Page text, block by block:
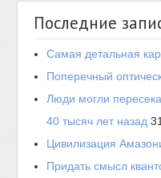
Последние
Самая детальная
Поперечный
Люди могли
40 тысяч лет назад
Цивилизация
Придать смысл